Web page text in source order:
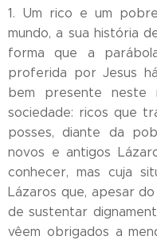
1. Um rico e um
mundo, a sua história
forma que a
proferida por Jesus
bem presente neste
sociedade: ricos que
posses, diante da
novos e antigos
conhecer, mas cuja
Lázaros que, apesar
de sustentar
vêem obrigados a